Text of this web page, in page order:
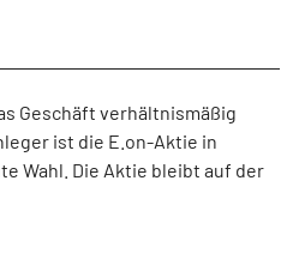
Geschäft verhältnismäßig
ist die E.on-Aktie in
Wahl. Die Aktie bleibt auf der